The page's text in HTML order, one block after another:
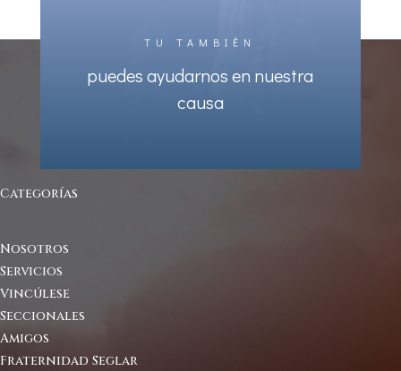
TU TAMBIÉN
puedes ayudarnos en nuestra
causa
Categorías
Nosotros
Servicios
Vincúlese
Seccionales
Amigos
Fraternidad Seglar